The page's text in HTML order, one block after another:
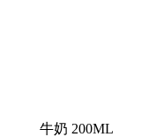
牛奶 200ML